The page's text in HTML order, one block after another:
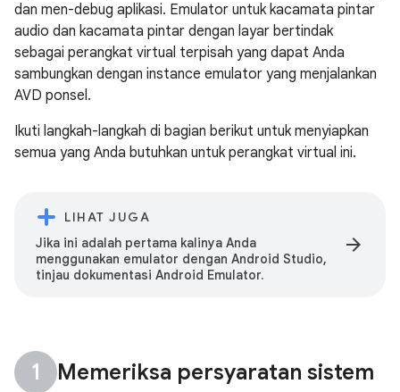
dan men-debug aplikasi. Emulator untuk kacamata pintar
audio dan kacamata pintar dengan layar bertindak
sebagai perangkat virtual terpisah yang dapat Anda
sambungkan dengan instance emulator yang menjalankan
AVD ponsel.
Ikuti langkah-langkah di bagian berikut untuk menyiapkan
semua yang Anda butuhkan untuk perangkat virtual ini.
LIHAT JUGA
Jika ini adalah pertama kalinya Anda
menggunakan emulator dengan Android Studio,
tinjau dokumentasi Android Emulator.
arrow_forward
Memeriksa persyaratan sistem